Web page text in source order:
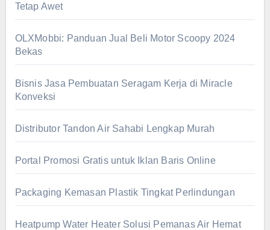
Tetap Awet
OLXMobbi: Panduan Jual Beli Motor Scoopy 2024
Bekas
Bisnis Jasa Pembuatan Seragam Kerja di Miracle
Konveksi
Distributor Tandon Air Sahabi Lengkap Murah
Portal Promosi Gratis untuk Iklan Baris Online
Packaging Kemasan Plastik Tingkat Perlindungan
Heatpump Water Heater Solusi Pemanas Air Hemat